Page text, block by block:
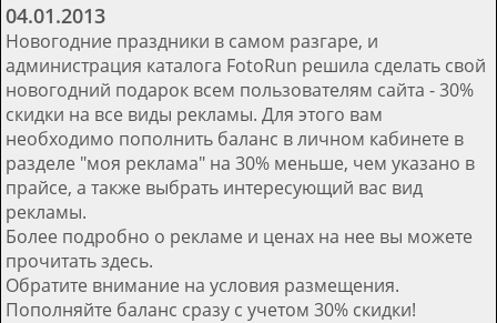
04.01.2013
Новогодние праздники в самом разгаре, и
администрация каталога FotoRun решила сделать свой
новогодний подарок всем пользователям сайта - 30%
скидки на все виды рекламы. Для этого вам
необходимо пополнить баланс в личном кабинете в
разделе "моя реклама" на 30% меньше, чем указано в
прайсе, а также выбрать интересующий вас вид
рекламы.
Более подробно о рекламе и ценах на нее вы можете
прочитать здесь.
Обратите внимание на условия размещения.
Пополняйте баланс сразу с учетом 30% скидки!